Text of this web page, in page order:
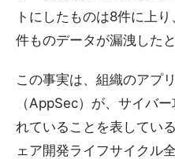
トにしたものは8件に上
件ものデータが漏洩した
この事実は、組織のアプ
（AppSec）が、サイバ
れていることを表してい
ェア開発ライフサイクル